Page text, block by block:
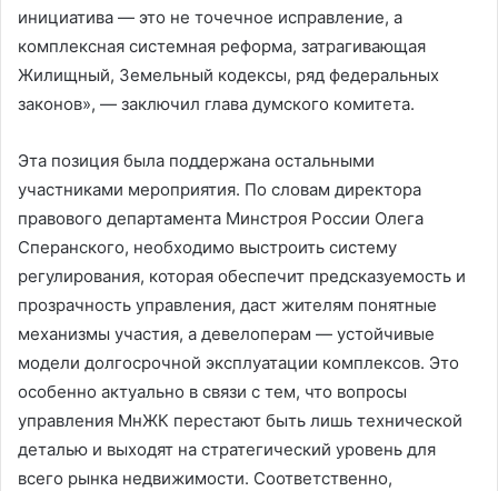
инициатива — это не точечное исправление, а
комплексная системная реформа, затрагивающая
Жилищный, Земельный кодексы, ряд федеральных
законов», — заключил глава думского комитета.
Эта позиция была поддержана остальными
участниками мероприятия. По словам директора
правового департамента Минстроя России Олега
Сперанского, необходимо выстроить систему
регулирования, которая обеспечит предсказуемость и
прозрачность управления, даст жителям понятные
механизмы участия, а девелоперам — устойчивые
модели долгосрочной эксплуатации комплексов. Это
особенно актуально в связи с тем, что вопросы
управления МнЖК перестают быть лишь технической
деталью и выходят на стратегический уровень для
всего рынка недвижимости. Соответственно,